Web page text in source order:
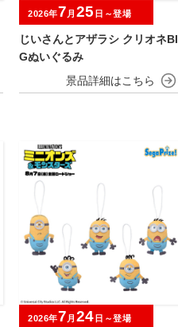
じいさんとアザラシ クリオネBI
Gぬいぐるみ
2026年7 月 25 日～登場
2026年7 月 24 日～登場